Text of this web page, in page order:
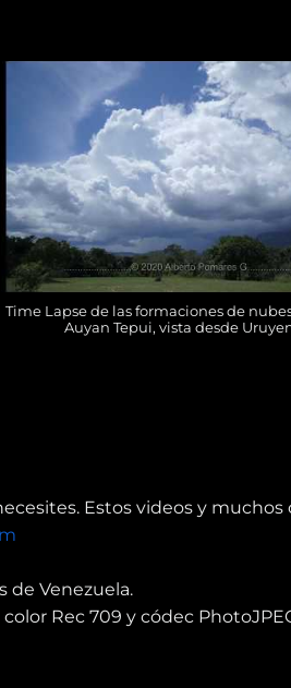
Time Lapse de las formaciones de
Auyan Tepui, vista desde
Estos videos y muchos
de Venezuela.
Rec 709 y códec